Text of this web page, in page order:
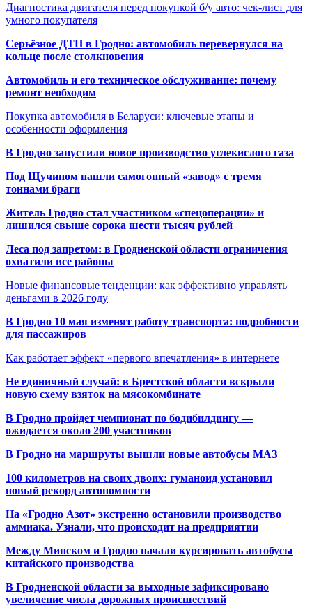
Диагностика двигателя перед покупкой б/у авто: чек-лист для
умного покупателя
Серьёзное ДТП в Гродно: автомобиль перевернулся на
кольце после столкновения
Автомобиль и его техническое обслуживание: почему
ремонт необходим
Покупка автомобиля в Беларуси: ключевые этапы и
особенности оформления
В Гродно запустили новое производство углекислого газа
Под Щучином нашли самогонный «завод» с тремя
тоннами браги
Житель Гродно стал участником «спецоперации» и
лишился свыше сорока шести тысяч рублей
Леса под запретом: в Гродненской области ограничения
охватили все районы
Новые финансовые тенденции: как эффективно управлять
деньгами в 2026 году
В Гродно 10 мая изменят работу транспорта: подробности
для пассажиров
Как работает эффект «первого впечатления» в интернете
Не единичный случай: в Брестской области вскрыли
новую схему взяток на мясокомбинате
В Гродно пройдет чемпионат по бодибилдингу —
ожидается около 200 участников
В Гродно на маршруты вышли новые автобусы МАЗ
100 километров на своих двоих: гуманоид установил
новый рекорд автономности
На «Гродно Азот» экстренно остановили производство
аммиака. Узнали, что происходит на предприятии
Между Минском и Гродно начали курсировать автобусы
китайского производства
В Гродненской области за выходные зафиксировано
увеличение числа дорожных происшествий